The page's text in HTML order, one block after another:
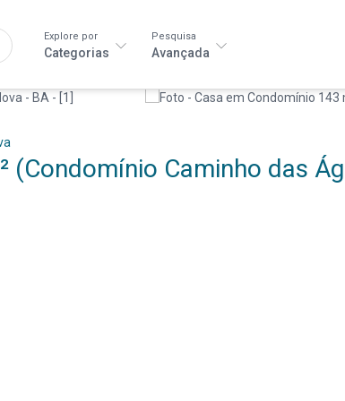
Explore por
Categorias
Pesquisa
Avançada
(Condomínio Caminho das